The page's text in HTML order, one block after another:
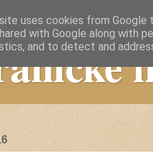
uses cookies from Google
with Google along with
and to detect and